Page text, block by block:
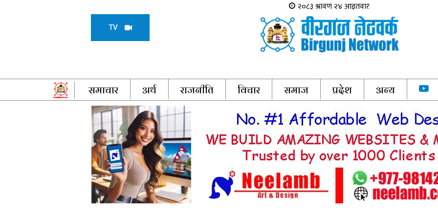
TV
समाचार अर्थ राजनीति विचार समाज प्रदेश अन्य